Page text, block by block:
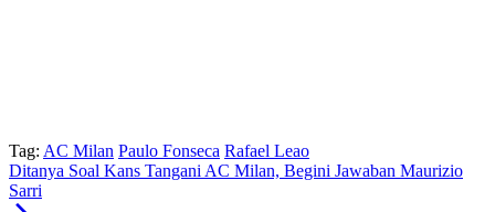
Tag: AC Milan Paulo Fonseca Rafael Leao
Ditanya Soal Kans Tangani AC Milan, Begini Jawaban Maurizio
Sarri